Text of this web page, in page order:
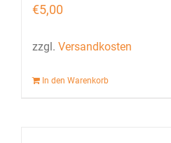
€5,00
zzgl. Versandkosten
In den Warenkorb